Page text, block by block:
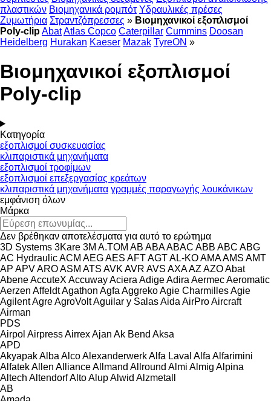
πλαστικών Βιομηχανικά ρομπότ Υδραυλικές πρέσες
Ζυμωτήρια Στραντζόπρεσσες » Βιομηχανικοί εξοπλισμοί
Poly-clipAbatAtlas Copco Caterpillar Cummins Doosan
Heidelberg Hurakan Kaeser Mazak TyreON »
Βιομηχανικοί εξοπλισμοί
Poly-clip
Κατηγορία
εξοπλισμοί συσκευασίας
κλιπαριστικά μηχανήματα
εξοπλισμοί τροφίμων
εξοπλισμοί επεξεργασίας κρεάτων
κλιπαριστικά μηχανήματα γραμμές παραγωγής λουκάνικων
εμφάνιση όλων
Μάρκα
Δεν βρέθηκαν αποτελέσματα για αυτό το ερώτημα
3D Systems 3Kare 3M A.TOM AB ABAABAC ABB ABC ABG
AC HydraulicACM AEGAES AFTAGTAL-KOAMAAMS AMT
AP APVAROASM ATS AVK AVR AVS AXAAZ AZOAbat
AbeneAccuteX AccuwayAciera AdigeAdira AermecAeromatic
Aerzen AffeldtAgathon Agfa AggrekoAgie CharmillesAgie
AgilentAgreAgroVoltAguilar y SalasAida AirProAircraft
Airman
PDS
Airpol AirpressAirrexAjan Ak Bend Aksa
APD
AkyapakAlba AlcoAlexanderwerkAlfa Laval Alfa Alfarimini
AlfatekAllen AllianceAllmand Allround Almi Almig Alpina
Altech AltendorfAltoAlupAlwid Alzmetall
AB